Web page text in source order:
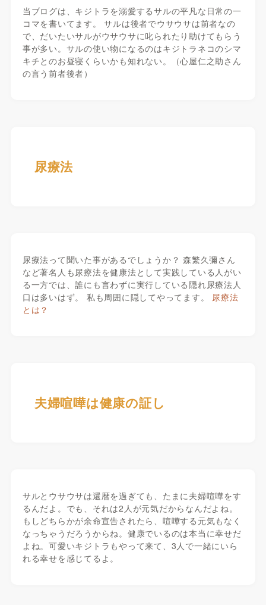
当ブログは、キジトラを溺愛するサルの平凡な日常の一
コマを書いてます。 サルは後者でウサウサは前者なの
で、だいたいサルがウサウサに叱られたり助けてもらう
事が多い。サルの使い物になるのはキジトラネコのシマ
キチとのお昼寝くらいかも知れない。（心屋仁之助さん
の言う前者後者）
尿療法
尿療法って聞いた事があるでしょうか？ 森繁久彌さん
など著名人も尿療法を健康法として実践している人がい
る一方では、誰にも言わずに実行している隠れ尿療法人
口は多いはず。 私も周囲に隠してやってます。 尿療法
とは？
夫婦喧嘩は健康の証し
サルとウサウサは還暦を過ぎても、たまに夫婦喧嘩をす
るんだよ。でも、それは2人が元気だからなんだよね。
もしどちらかが余命宣告されたら、喧嘩する元気もなく
なっちゃうだろうからね。健康でいるのは本当に幸せだ
よね。可愛いキジトラもやって来て、3人で一緒にいら
れる幸せを感じてるよ。